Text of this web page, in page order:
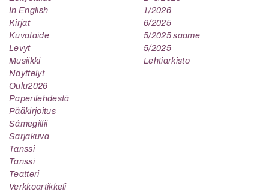
In English
Kirjat
Kuvataide
Levyt
Musiikki
Näyttelyt
Oulu2026
Paperilehdestä
Pääkirjoitus
Sámegillii
Sarjakuva
Tanssi
Tanssi
Teatteri
Verkkoartikkeli
1/2026
6/2025
5/2025 saame
5/2025
Lehtiarkisto